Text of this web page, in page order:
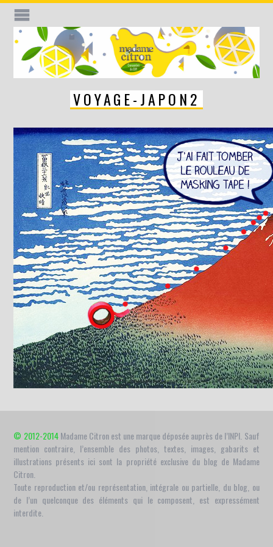
VOYAGE-JAPON2
© 2012-2014Madame Citron est une marque déposée auprès de l’INPI. Sauf
mention contraire, l’ensemble des photos, textes, images, gabarits et
illustrations présents ici sont la propriété exclusive du blog de Madame
Citron.
Toute reproduction et/ou représentation, intégrale ou partielle, du blog, ou
de l’un quelconque des éléments qui le composent, est expressément
interdite.